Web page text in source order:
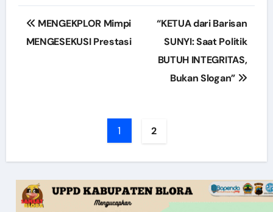
Post
navigation
MENGEKPLOR Mimpi
MENGESEKUSI Prestasi
“KETUA dari Barisan
SUNYI: Saat Politik
BUTUH INTEGRITAS,
Bukan Slogan”
1 2